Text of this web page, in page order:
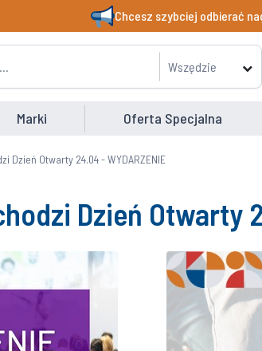
Chcesz szybciej odbierać
Wszędzie
Marki Oferta Specjalna
Dzień Otwarty 24.04 - WYDARZENIE
Dzień Otwarty